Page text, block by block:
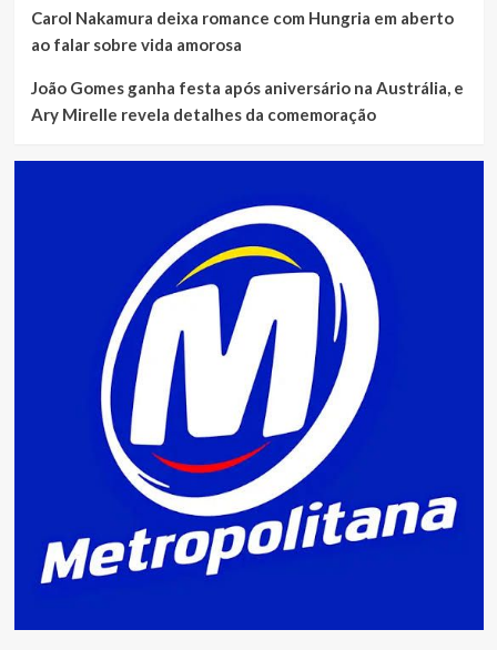
Carol Nakamura deixa romance com Hungria em aberto
ao falar sobre vida amorosa
João Gomes ganha festa após aniversário na Austrália, e
Ary Mirelle revela detalhes da comemoração